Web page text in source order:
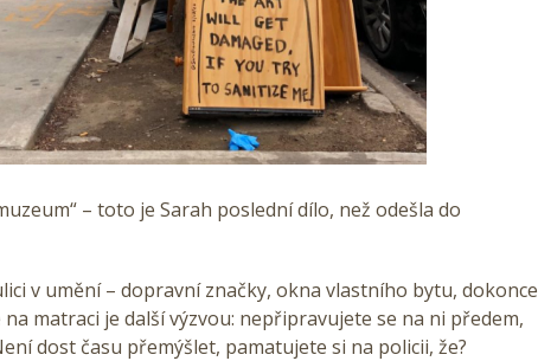
– toto je Sarah poslední dílo, než odešla do
v umění – dopravní značky, okna vlastního bytu, dokonce
matraci je další výzvou: nepřipravujete se na ni předem,
dost času přemýšlet, pamatujete si na policii, že?